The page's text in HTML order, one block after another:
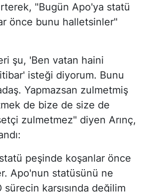
"Bugün Apo'ya statü
önce bunu halletsinler"
şu, 'Ben vatan haini
isteği diyorum. Bunu
Yapmazsan zulmetmiş
de bize de size de
zulmetmez" diyen Arınç,
peşinde koşanlar önce
Apo'nun statüsünü ne
karşısında değilim